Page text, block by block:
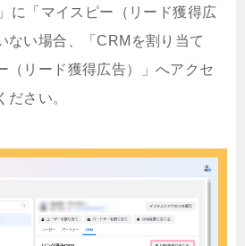
に「マイスピー（リード獲得広
ない場合、「CRMを割り当て
（リード獲得広告）」へアクセ
ださい。